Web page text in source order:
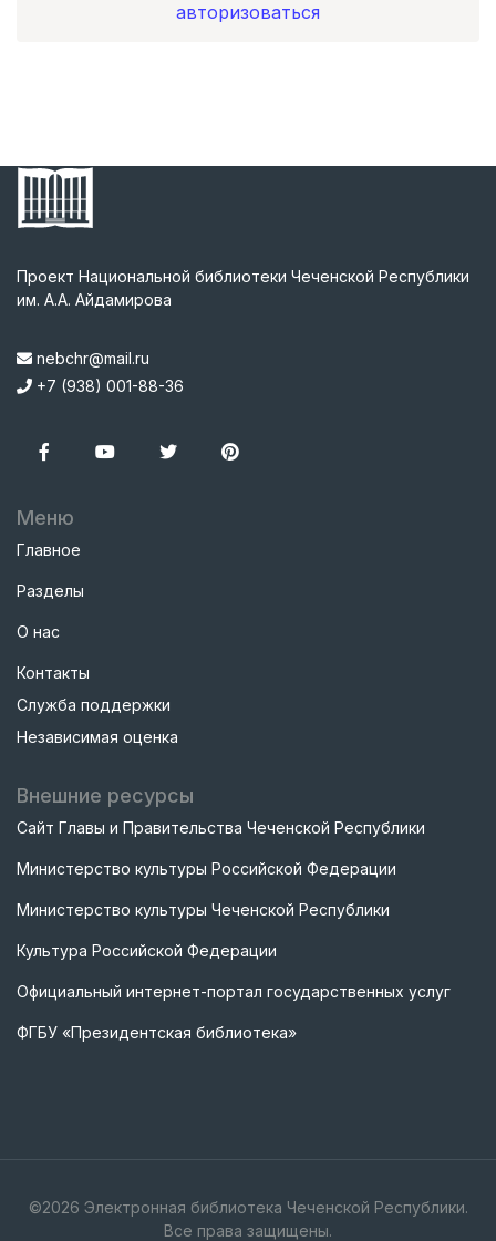
авторизоваться
Проект Национальной библиотеки Чеченской Республики
им. А.А. Айдамирова
nebchr@mail.ru
+7 (938) 001-88-36
Меню
Главное
Разделы
О нас
Контакты
Служба поддержки
Независимая оценка
Внешние ресурсы
Сайт Главы и Правительства Чеченской Республики
Министерство культуры Российской Федерации
Министерство культуры Чеченской Республики
Культура Российской Федерации
Официальный интернет-портал государственных услуг
ФГБУ «Президентская библиотека»
©2026 Электронная библиотека Чеченской Республики.
Все права защищены.